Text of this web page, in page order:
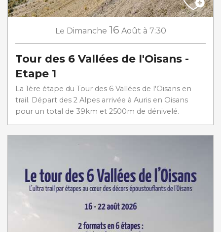
Le Dimanche 16 Août à 7:30
Tour des 6 Vallées de l'Oisans -
Etape 1
La 1ère étape du Tour des 6 Vallées de l'Oisans en
trail. Départ des 2 Alpes arrivée à Auris en Oisans
pour un total de 39km et 2500m de dénivelé.